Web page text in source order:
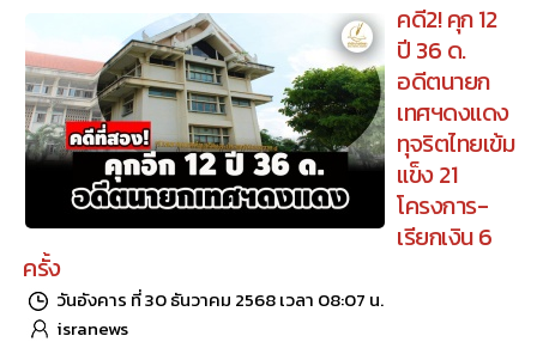
คดี2! คุก 12
ปี 36 ด.
อดีตนายก
เทศฯดงแดง
ทุจริตไทยเข้ม
แข็ง 21
โครงการ-
เรียกเงิน 6
ครั้ง
วันอังคาร ที่ 30 ธันวาคม 2568 เวลา 08:07 น.
isranews